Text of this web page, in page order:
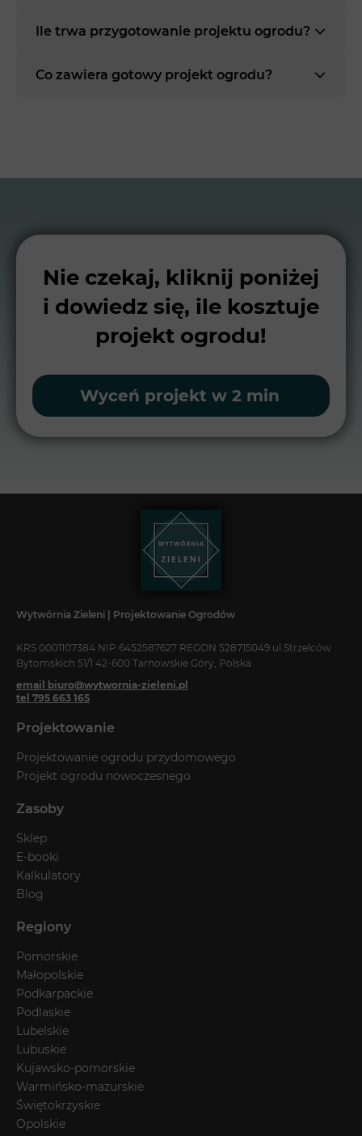
Ile trwa przygotowanie projektu ogrodu?
Co zawiera gotowy projekt ogrodu?
Nie czekaj, kliknij poniżej
i dowiedz się, ile kosztuje
projekt ogrodu!
Wyceń projekt w 2 min
Wytwórnia Zieleni | Projektowanie Ogrodów
KRS 0001107384 NIP 6452587627 REGON 528715049 ul Strzelców
Bytomskich 51/1 42-600 Tarnowskie Góry, Polska
email biuro@wytwornia-zieleni.pl
tel 795 663 165
Projektowanie
Projektowanie ogrodu przydomowego
Projekt ogrodu nowoczesnego
Zasoby
Sklep
E-booki
Kalkulatory
Blog
Regiony
Pomorskie
Małopolskie
Podkarpackie
Podlaskie
Lubelskie
Lubuskie
Kujawsko-pomorskie
Warmińsko-mazurskie
Świętokrzyskie
Opolskie